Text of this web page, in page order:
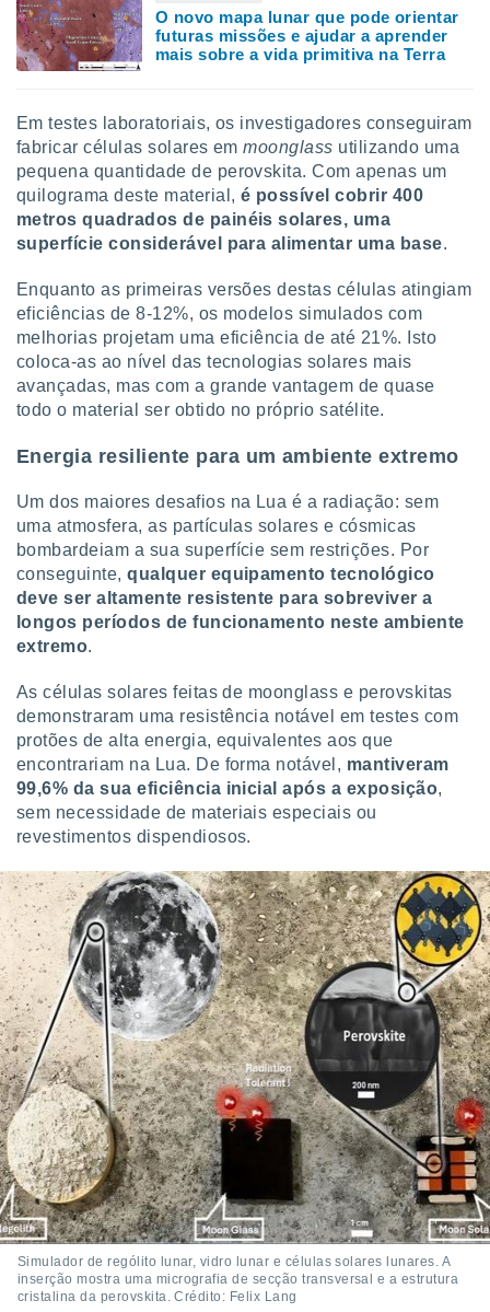
estudos
de
1199
O novo mapa lunar que pode orientar
futuras missões e ajudar a aprender
mais sobre a vida primitiva na Terra
Em testes laboratoriais, os investigadores conseguiram
fabricar células solares emmoonglass utilizando uma
pequena quantidade de perovskita. Com apenas um
quilograma deste material, é possível cobrir 400
metros quadrados de painéis solares, uma
superfície considerável para alimentar uma base.
Enquanto as primeiras versões destas células atingiam
eficiências de 8-12%, os modelos simulados com
melhorias projetam uma eficiência de até 21%. Isto
coloca-as ao nível das tecnologias solares mais
avançadas, mas com a grande vantagem de quase
todo o material ser obtido no próprio satélite.
Energia resiliente para um ambiente extremo
Um dos maiores desafios na Lua é a radiação: sem
uma atmosfera, as partículas solares e cósmicas
bombardeiam a sua superfície sem restrições. Por
conseguinte,qualquer equipamento tecnológico
deve ser altamente resistente para sobreviver a
longos períodos de funcionamento neste ambiente
extremo.
As células solares feitas de moonglass e perovskitas
demonstraram uma resistência notável em testes com
protões de alta energia, equivalentes aos que
encontrariam na Lua. De forma notável, mantiveram
99,6% da sua eficiência inicial após a exposição,
sem necessidade de materiais especiais ou
revestimentos dispendiosos.
Simulador de rególito lunar, vidro lunar e células solares lunares. A
inserção mostra uma micrografia de secção transversal e a estrutura
cristalina da perovskita. Crédito: Felix Lang